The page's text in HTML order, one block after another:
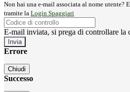
Non hai una e-mail associata al nome utente?
tramite la Login Spaggiari
E-mail inviata, si prega di controllare la
Errore
Chiudi
Successo